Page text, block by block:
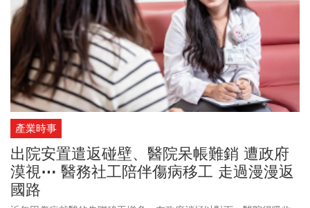
產業時事
出院安置遣返碰壁、醫院呆帳難銷 遭政府
漠視⋯ 醫務社工陪伴傷病移工 走過漫漫返
國路